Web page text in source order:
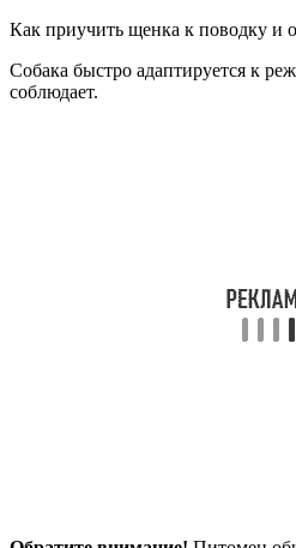
Как приучить щенка к поводку и
Собака быстро адаптируется к
соблюдает.